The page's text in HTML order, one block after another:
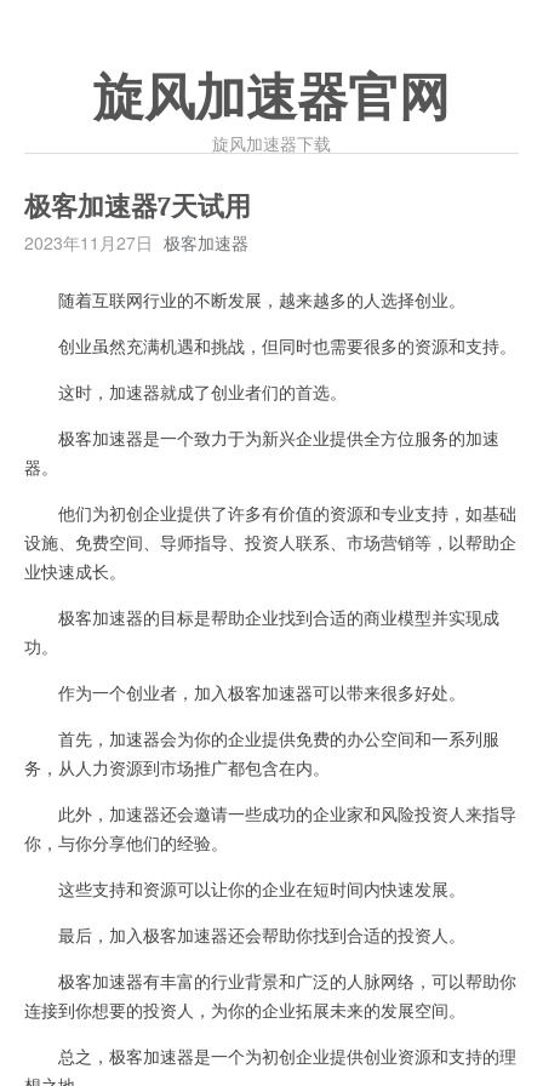
旋风加速器官网
旋风加速器下载
极客加速器7天试用
2023年11月27日 极客加速器
随着互联网行业的不断发展，越来越多的人选择创业。
创业虽然充满机遇和挑战，但同时也需要很多的资源和支持。
这时，加速器就成了创业者们的首选。
极客加速器是一个致力于为新兴企业提供全方位服务的加速
器。
他们为初创企业提供了许多有价值的资源和专业支持，如基础
设施、免费空间、导师指导、投资人联系、市场营销等，以帮助企
业快速成长。
极客加速器的目标是帮助企业找到合适的商业模型并实现成
功。
作为一个创业者，加入极客加速器可以带来很多好处。
首先，加速器会为你的企业提供免费的办公空间和一系列服
务，从人力资源到市场推广都包含在内。
此外，加速器还会邀请一些成功的企业家和风险投资人来指导
你，与你分享他们的经验。
这些支持和资源可以让你的企业在短时间内快速发展。
最后，加入极客加速器还会帮助你找到合适的投资人。
极客加速器有丰富的行业背景和广泛的人脉网络，可以帮助你
连接到你想要的投资人，为你的企业拓展未来的发展空间。
总之，极客加速器是一个为初创企业提供创业资源和支持的理